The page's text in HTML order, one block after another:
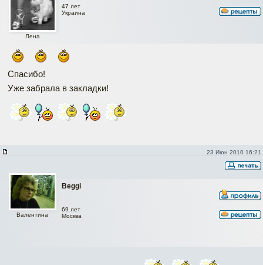
Лена
47 лет
Украина
Спасибо!
Уже забрала в закладки!
23 Июн 2010 16:21
Beggi
Валентина
69 лет
Москва